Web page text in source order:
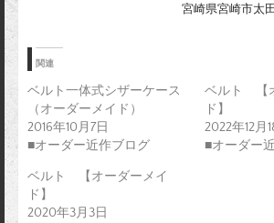
宮崎県宮崎市太
関連
ベルト一体式シザーケース
（オーダーメイド）
2016年10月7日
■オーダー近作ブログ
ベルト 【
ド】
2022年12月
■オーダー
ベルト 【オーダーメイ
ド】
2020年3月3日